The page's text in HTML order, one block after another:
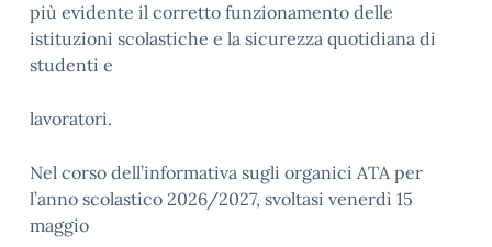
più evidente il corretto funzionamento delle
istituzioni scolastiche e la sicurezza quotidiana di
studenti e
lavoratori.
Nel corso dell’informativa sugli organici ATA per
l’anno scolastico 2026/2027, svoltasi venerdì 15
maggio